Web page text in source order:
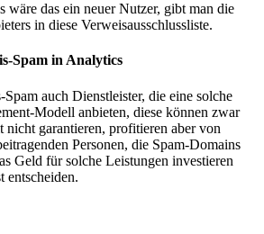
wäre das ein neuer Nutzer, gibt man die
in diese Verweisausschlussliste.
Spam in Analytics
auch Dienstleister, die eine solche
Modell anbieten, diese können zwar
nicht garantieren, profitieren aber von
Personen, die Spam-Domains
Geld für solche Leistungen investieren
entscheiden.